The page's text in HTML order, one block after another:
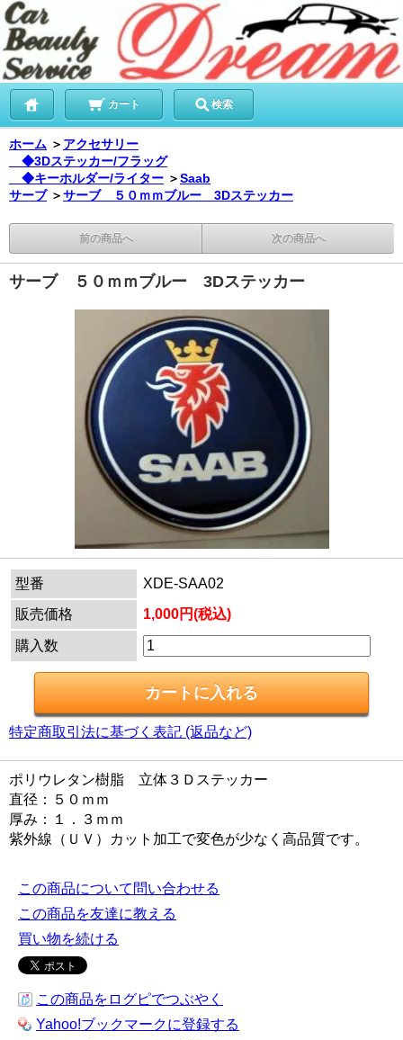
カート 検索
ホーム ＞ アクセサリー
◆3Dステッカー/フラッグ
◆キーホルダー/ライター ＞Saab
サーブ ＞サーブ ５０ｍｍブルー 3Dステッカー
前の商品へ 次の商品へ
サーブ ５０ｍｍブルー 3Dステッカー
型番
XDE-SAA02
販売価格
1,000円(税込)
購入数
特定商取引法に基づく表記 (返品など)
ポリウレタン樹脂 立体３Ｄステッカー
直径：５０ｍｍ
厚み：１．３ｍｍ
紫外線（ＵＶ）カット加工で変色が少なく高品質です。
この商品について問い合わせる
この商品を友達に教える
買い物を続ける
この商品をログピでつぶやく
Yahoo!ブックマークに登録する